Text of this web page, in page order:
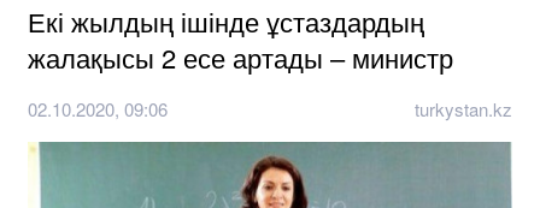
Екі жылдың ішінде ұстаздардың
жалақысы 2 есе артады – министр
02.10.2020, 09:06 turkystan.kz